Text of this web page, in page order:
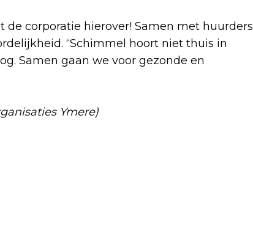
corporatie hierover! Samen met huurders
“Schimmel hoort niet thuis in
Samen gaan we voor gezonde en
Ymere)